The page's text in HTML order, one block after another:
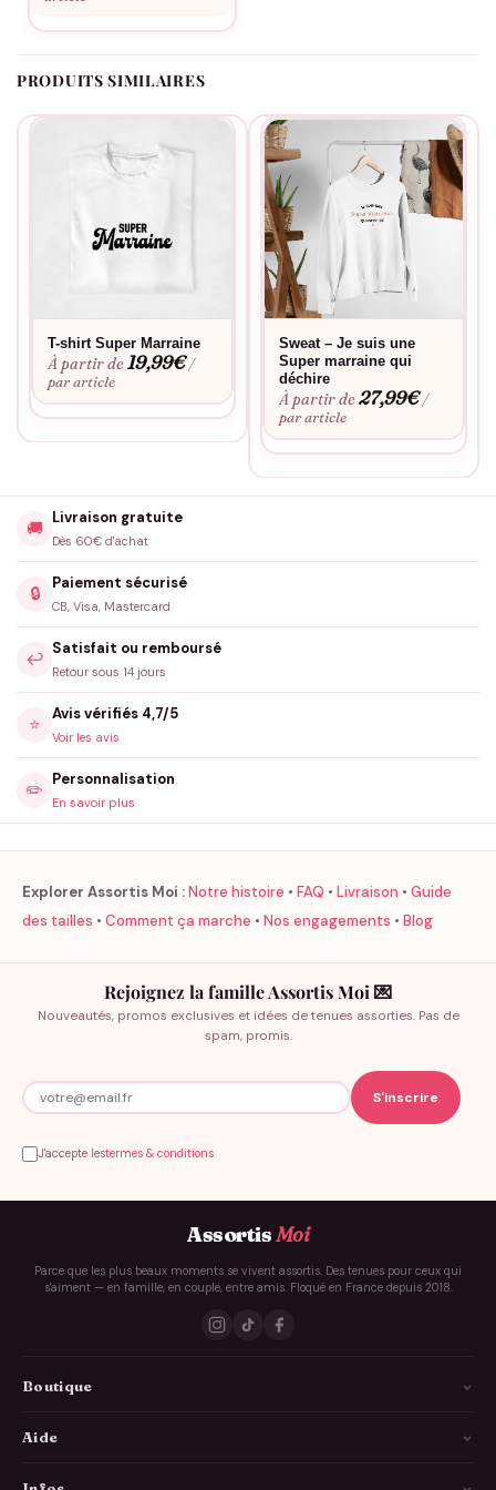
Bon à savoir
Envie d’une touche personnelle ? Découvrez notre
qualité professionnelle pour une tenue optimale au fil des
PRODUITS SIMILAIRES
T-shirt Super Marraine
À partir de19,99€ /
par article
Sweat – Je suis une
Super marraine qui
déchire
À partir de27,99€ /
par article
🚚
Livraison gratuite
Dès 60€ d'achat
🔒
Paiement sécurisé
CB, Visa, Mastercard
↩️
Satisfait ou remboursé
Retour sous 14 jours
⭐
Avis vérifiés 4,7/5
Voir les avis
✏️
Personnalisation
En savoir plus
Explorer Assortis Moi :Notre histoire • FAQ • Livraison • Guide
des tailles • Comment ça marche • Nos engagements • Blog
Rejoignez la famille Assortis Moi 💌
Nouveautés, promos exclusives et idées de tenues assorties. Pas de
spam, promis.
J'accepte lestermes & conditions
AssortisMoi
Parce que les plus beaux moments se vivent assortis. Des tenues pour ceux qui
s'aiment — en famille, en couple, entre amis. Floqué en France depuis 2018.
Boutique
Aide